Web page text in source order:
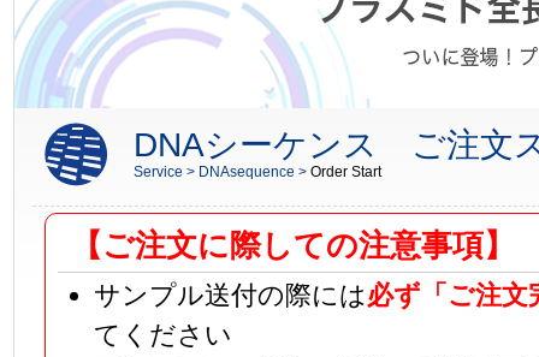
DNAシーケンス ご注文
Service > DNAsequence > Order Start
【ご注文に際しての注意事項】
サンプル送付の際には必ず「ご注文
てください